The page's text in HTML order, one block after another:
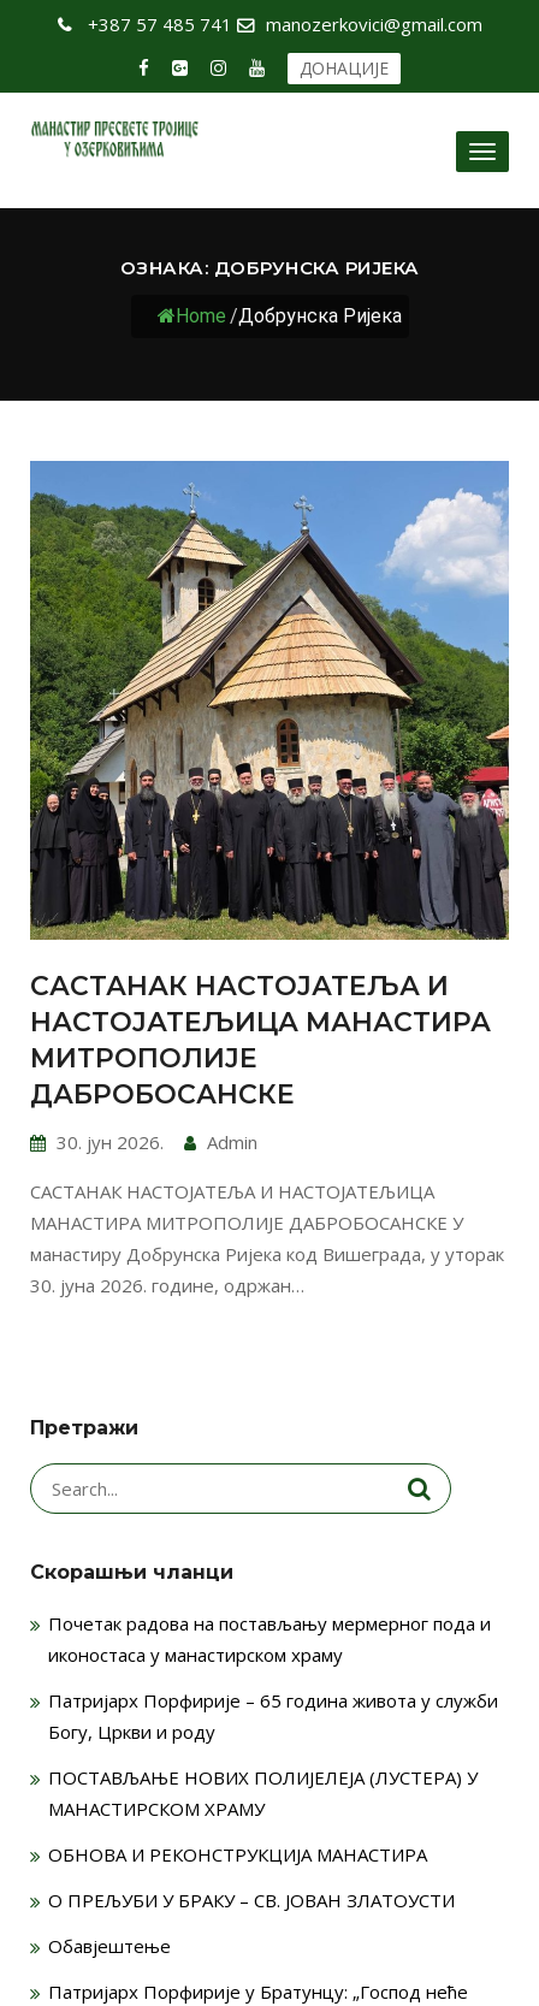
+387 57 485 741 manozerkovici@gmail.com
ДОНАЦИЈЕ
Toggle
ОЗНАКА: ДОБРУНСКА РИЈЕКА
Home /Добрунска Ријека
САСТАНАК НАСТОЈАТЕЉА И
НАСТОЈАТЕЉИЦА МАНАСТИРА
МИТРОПОЛИЈЕ
ДАБРОБОСАНСКЕ
30. јун 2026. Admin
САСТАНАК НАСТОЈАТЕЉА И НАСТОЈАТЕЉИЦА
МАНАСТИРА МИТРОПОЛИЈЕ ДАБРОБОСАНСКЕ У
манастиру Добрунска Ријека код Вишеграда, у уторак
30. јуна 2026. године, одржан…
Претражи
Search
for:
Скорашњи чланци
Почетак радова на постављању мермерног пода и
иконостаса у манастирском храму
Патријарх Порфирије – 65 година живота у служби
Богу, Цркви и роду
ПОСТАВЉАЊЕ НОВИХ ПОЛИЈЕЛЕЈА (ЛУСТЕРА) У
МАНАСТИРСКОМ ХРАМУ
ОБНОВА И РЕКОНСТРУКЦИЈА МАНАСТИРА
О ПРЕЉУБИ У БРАКУ – СВ. ЈОВАН ЗЛАТОУСТИ
Обавјештење
Патријарх Порфирије у Братунцу: „Господ неће